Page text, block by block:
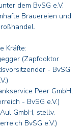
dem BvSG e.V.
Brauereien und
Kräfte:
(Zapfdoktor
- BvSG
Peer GmbH,
- BvSG e.V.)
GmbH, stellv.
BvSG e.V.)